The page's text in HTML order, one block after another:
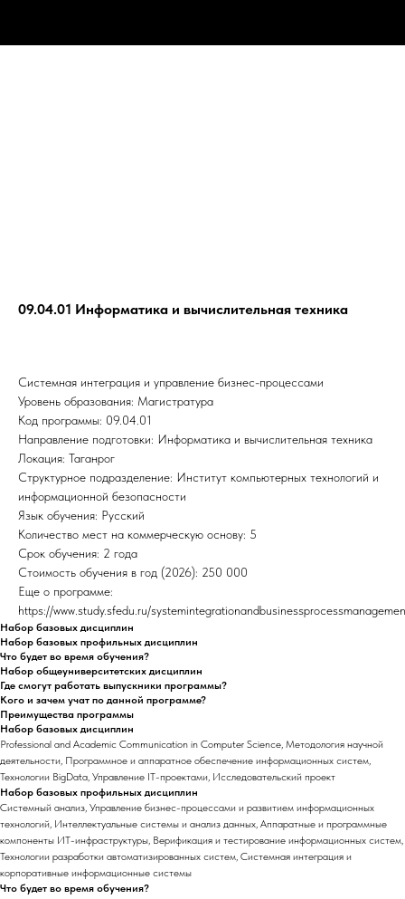
09.04.01 Информатика и вычислительная техника
Системная интеграция и управление бизнес-процессами
Уровень образования: Магистратура
Код программы: 09.04.01
Направление подготовки: Информатика и вычислительная техника
Локация: Таганрог
Структурное подразделение: Институт компьютерных технологий и
информационной безопасности
Язык обучения: Русский
Количество мест на коммерческую основу: 5
Срок обучения: 2 года
Стоимость обучения в год (2026): 250 000
Еще о программе:
https://www.study.sfedu.ru/
Набор базовых дисциплин
Набор базовых профильных дисциплин
Что будет во время обучения?
Набор общеуниверситетских дисциплин
Где смогут работать выпускники программы?
Кого и зачем учат по данной программе?
Преимущества программы
Набор базовых дисциплин
Professional and Academic Communication in Computer Science, Методология научной
деятельности, Программное и аппаратное обеспечение информационных систем,
Технологии BigData, Управление IT-проектами, Исследовательский проект
Набор базовых профильных дисциплин
Системный анализ, Управление бизнес-процессами и развитием информационных
технологий, Интеллектуальные системы и анализ данных, Аппаратные и программные
компоненты ИТ-инфраструктуры, Верификация и тестирование информационных систем,
Технологии разработки автоматизированных систем, Системная интеграция и
корпоративные информационные системы
Что будет во время обучения?